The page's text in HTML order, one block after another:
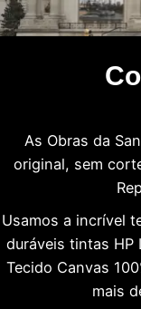
As Obras da
original, sem
Usamos a incrível
duráveis tintas HP
Tecido Canvas
mais